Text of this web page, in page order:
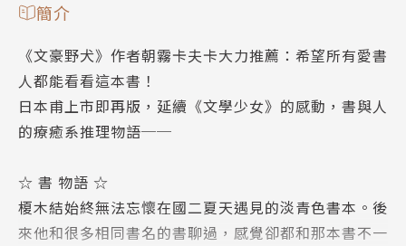
簡介
《文豪野犬》作者朝霧卡夫卡大力推薦：希望所有愛書
人都能看看這本書！
日本甫上市即再版，延續《文學少女》的感動，書與人
的療癒系推理物語──
☆ 書 物語 ☆
榎木結始終無法忘懷在國二夏天遇見的淡青色書本。後
來他和很多相同書名的書聊過，感覺卻都和那本書不一